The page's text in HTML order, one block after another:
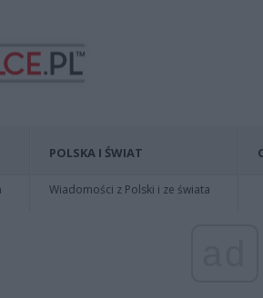
POLSKA I ŚWIAT
Wiadomości z Polski i ze świata